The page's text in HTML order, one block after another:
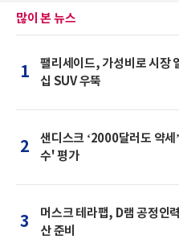
많이 본 뉴스
1
팰리세이드, 가성비로 시장
십 SUV 우뚝
2
샌디스크 ‘2000달러도 약
수' 평가
3
머스크 테라팹, D램 공정인
산 준비